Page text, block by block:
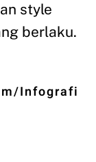
style
berlaku.
Infografi